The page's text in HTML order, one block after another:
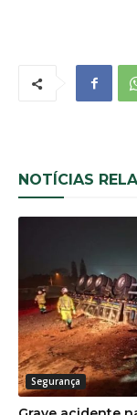
NOTÍCIAS
Segurança